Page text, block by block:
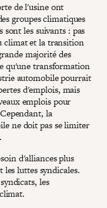
de l'usine ont
groupes climatiques
sont les suivants : pas
climat et la transition
majorité des
qu'une transformation
automobile pourrait
d'emplois, mais
emplois pour
la
ne doit pas se limiter
d'alliances plus
luttes syndicales.
les